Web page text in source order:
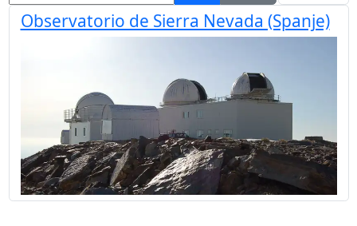
Observatorio de Sierra Nevada (Spanje)